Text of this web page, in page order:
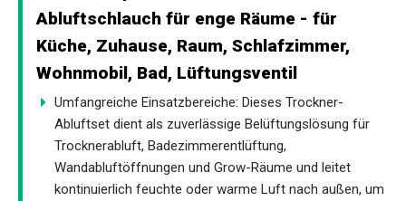
Abluftschlauch für enge Räume - für
Küche, Zuhause, Raum, Schlafzimmer,
Wohnmobil, Bad, Lüftungsventil
Umfangreiche Einsatzbereiche: Dieses Trockner-
Abluftset dient als zuverlässige Belüftungslösung für
Trocknerabluft, Badezimmerentlüftung,
Wandabluftöffnungen und Grow-Räume und leitet
kontinuierlich feuchte oder warme Luft nach außen, um